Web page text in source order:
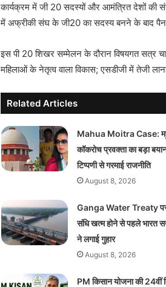
कार्यक्रम में जी 20 सदस्यों और आमंत्रित देशों की
में अफ्रीकी संघ के जी20 का सदस्य बनने के बाद
इस पी 20 शिखर सम्मेलन के दौरान विषयगत सत्र
महिलाओं के नेतृत्व वाला विकास; एसडीजी में तेजी
Related Articles
Mahua Moitra Case:
कॉकरोच प्रवक्ता का बड़ा
टिप्पणी से गरमाई राजनीति
August 8, 2026
Ganga Water Treaty पर
संधि खत्म होने से पहले भारत
ने लगाई गुहार
August 8, 2026
PM किसान योजना की